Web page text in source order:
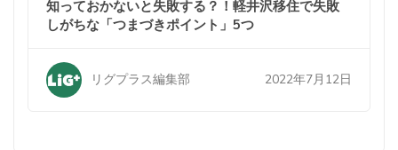
知っておかないと失敗する？！軽井沢移住で失敗
しがちな「つまづきポイント」5つ
リグプラス編集部 2022年7月12日